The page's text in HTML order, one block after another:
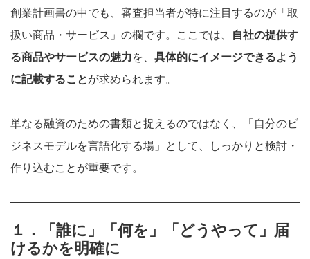
創業計画書の中でも、審査担当者が特に注目するのが「取
扱い商品・サービス」の欄です。ここでは、
自社の提供す
る商品やサービスの魅力を、 具体的にイメージできるよう
に記載することが求められます。
単なる融資のための書類と捉えるのではなく、「自分のビ
ジネスモデルを言語化する場」として、しっかりと検討・
作り込むことが重要です。
１．「誰に」「何を」「どうやって」届
けるかを明確に